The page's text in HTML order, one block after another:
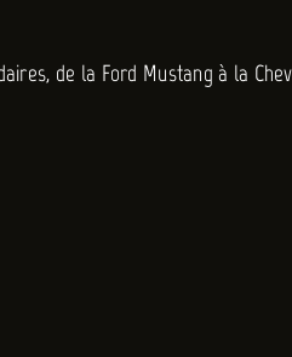
de la Ford Mustang à la